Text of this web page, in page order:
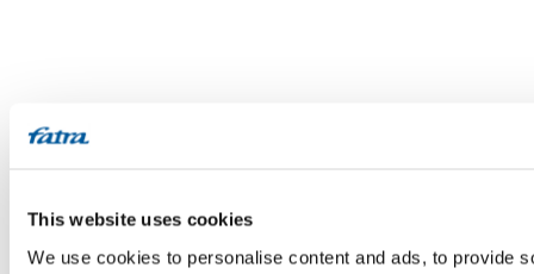
This website uses cookies
We use cookies to personalise content and ads, to provide